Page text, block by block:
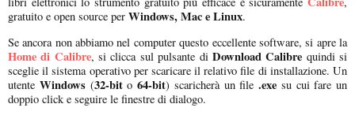
gratuito e open source per Windows, Mac e Linux.
Se ancora non abbiamo nel computer questo eccellente software, si apre la
Home di Calibre, si clicca sul pulsante di Download Calibre quindi si
sceglie il sistema operativo per scaricare il relativo file di installazione. Un
utente Windows(32-bito 64-bit) scaricherà un file .exe su cui fare un
doppio click e seguire le finestre di dialogo.